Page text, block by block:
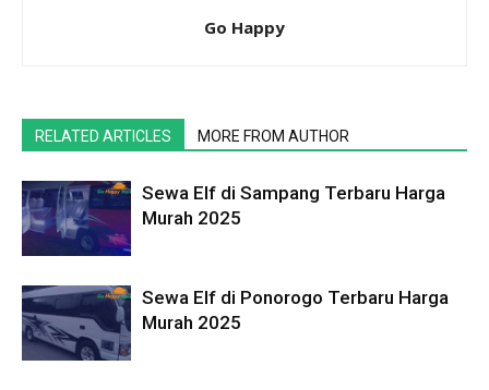
Go Happy
RELATED ARTICLES MORE FROM AUTHOR
Sewa Elf di Sampang Terbaru Harga
Murah 2025
Sewa Elf di Ponorogo Terbaru Harga
Murah 2025